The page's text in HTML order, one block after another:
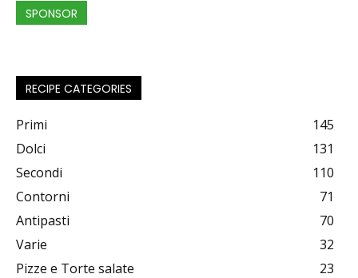
SPONSOR
RECIPE CATEGORIES
Primi
145
Dolci
131
Secondi
110
Contorni
71
Antipasti
70
Varie
32
Pizze e Torte salate
23